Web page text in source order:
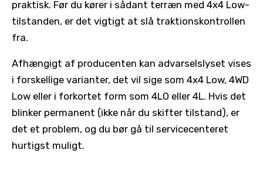
praktisk. Før du kører i sådant terræn med 4x4 Low-
tilstanden, er det vigtigt at slå traktionskontrollen
fra.
Afhængigt af producenten kan advarselslyset vises
i forskellige varianter, det vil sige som 4x4 Low, 4WD
Low eller i forkortet form som 4LO eller 4L. Hvis det
blinker permanent (ikke når du skifter tilstand), er
det et problem, og du bør gå til servicecenteret
hurtigst muligt.